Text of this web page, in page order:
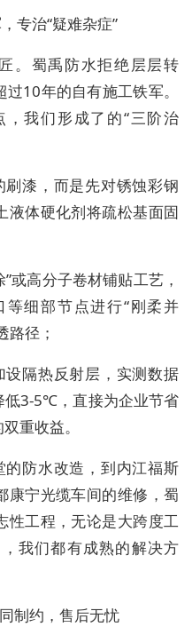
专治“疑难杂症”
。蜀禹防水拒绝层层转
10年的自有施工铁军。
我们形成了的“三阶治
刷漆，而是先对锈蚀彩钢
液体硬化剂将疏松基面固
”或高分子卷材铺贴工艺，
细部节点进行“刚柔并
路径；
设隔热反射层，实测数据
低3-5℃，直接为企业节省
重收益。
防水改造，到内江福斯
康宁光缆车间的维修，蜀
性工程，无论是大跨度工
我们都有成熟的解决方
制约，售后无忧